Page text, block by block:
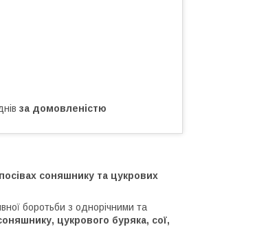
за домовленістю
соняшнику та цукрових
боротьби з однорічними та
цукрового буряка, сої,